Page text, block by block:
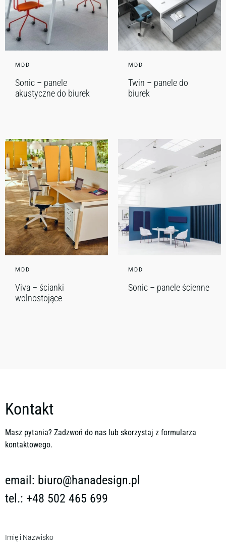
MDD
Sonic – panele
akustyczne do biurek
MDD
Twin – panele do
biurek
MDD
Viva – ścianki
wolnostojące
MDD
Sonic – panele ścienne
Kontakt
Masz pytania? Zadzwoń do nas lub skorzystaj z formularza
kontaktowego.
email: biuro@hanadesign.pl
tel.: +48 502 465 699